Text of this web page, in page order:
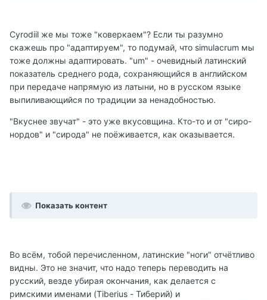
Cyrodiil же мы тоже "коверкаем"? Если ты разумно
скажешь про "адаптируем", то подумай, что simulacrum мы
тоже должны адаптировать. "um" - очевидный латинский
показатель среднего рода, сохраняющийся в английском
при передаче напрямую из латыни, но в русском языке
выпиливающийся по традиции за ненадобностью.
"Вкуснее звучат" - это уже вкусовщина. Кто-то и от "сиро-
нордов" и "сирода" не поёживается, как оказывается.
Показать контент
Во всём, тобой перечисленном, латинские "ноги" отчётливо
видны. Это не значит, что надо теперь переводить на
русский, везде убирая окончания, как делается с
римскими именами (Tiberius - Тиберий) и